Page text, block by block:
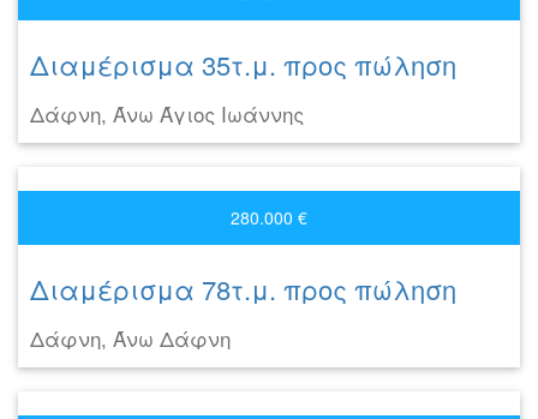
Διαμέρισμα 35τ.μ. προς πώληση
Δάφνη, Άνω Άγιος Ιωάννης
280.000 €
Διαμέρισμα 78τ.μ. προς πώληση
Δάφνη, Άνω Δάφνη